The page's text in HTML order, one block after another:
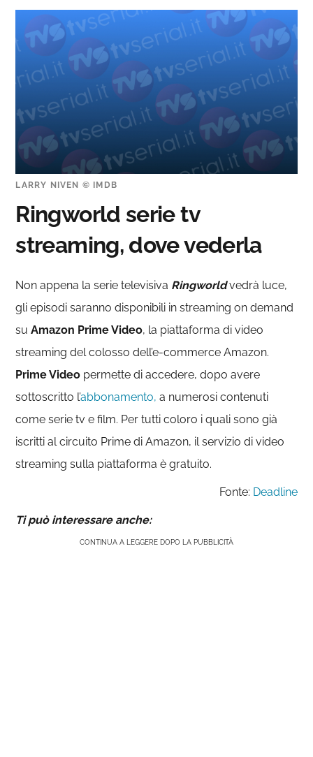
LARRY NIVEN © IMDB
Ringworld serie tv
streaming, dove vederla
Non appena la serie televisiva Ringworldvedrà luce,
gli episodi saranno disponibili in streaming on demand
suAmazon Prime Video, la piattaforma di video
streaming del colosso dell’e-commerce Amazon.
Prime Video permette di accedere, dopo avere
sottoscritto l’abbonamento, a numerosi contenuti
come serie tv e film. Per tutti coloro i quali sono già
iscritti al circuito Prime di Amazon, il servizio di video
streaming sulla piattaforma è gratuito.
Fonte: Deadline
Ti può interessare anche:
CONTINUA A LEGGERE DOPO LA PUBBLICITÀ